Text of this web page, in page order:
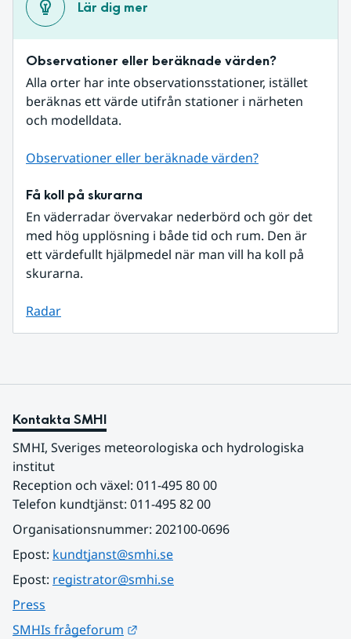
Lär dig mer
Observationer eller beräknade värden?
Alla orter har inte observationsstationer, istället
beräknas ett värde utifrån stationer i närheten
och modelldata.
Observationer eller beräknade värden?
Få koll på skurarna
En väderradar övervakar nederbörd och gör det
med hög upplösning i både tid och rum. Den är
ett värdefullt hjälpmedel när man vill ha koll på
skurarna.
Radar
Kontakta SMHI
SMHI, Sveriges meteorologiska och hydrologiska
institut
Reception och växel: 011-495 80 00
Telefon kundtjänst: 011-495 82 00
Organisationsnummer: 202100-0696
Epost: kundtjanst@smhi.se
Epost: registrator@smhi.se
Press
SMHIs frågeforum